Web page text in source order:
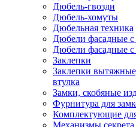
Дюбель-гвозди
Дюбель-хомуты
Дюбельная техника
Дюбели фасадные
Дюбели фасадные
Заклепки
Заклепки
втулка
Замки, скобяные
Фурнитура для
Комплектующие
Механизмы секрета